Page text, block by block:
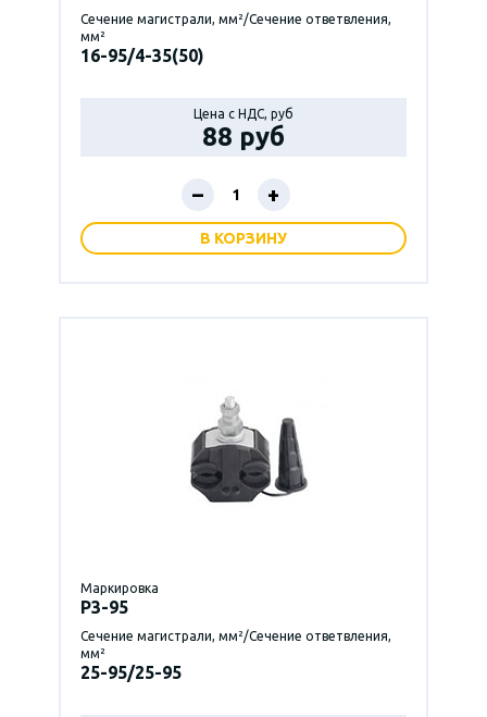
Сечение магистрали, мм²/Сечение ответвления,
мм²
16-95/4-35(50)
Цена с НДС, руб
88 руб
– +
В КОРЗИНУ
Маркировка
P3-95
Сечение магистрали, мм²/Сечение ответвления,
мм²
25-95/25-95